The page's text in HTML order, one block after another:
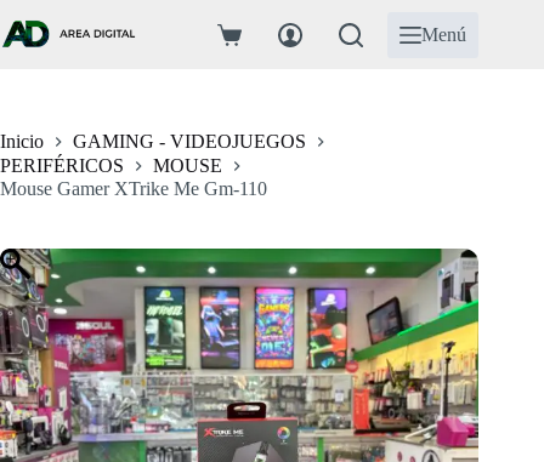
al
contenido
Carro
Menú
Inicio
GAMING - VIDEOJUEGOS
PERIFÉRICOS
MOUSE
Mouse Gamer XTrike Me Gm-110